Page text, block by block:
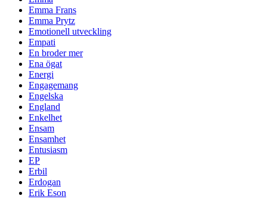
Emma Frans
Emma Prytz
Emotionell utveckling
Empati
En broder mer
Ena ögat
Energi
Engagemang
Engelska
England
Enkelhet
Ensam
Ensamhet
Entusiasm
EP
Erbil
Erdogan
Erik Eson